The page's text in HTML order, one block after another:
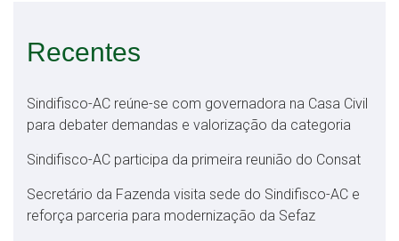
Recentes
Sindifisco-AC reúne-se com governadora na Casa Civil
para debater demandas e valorização da categoria
Sindifisco-AC participa da primeira reunião do Consat
Secretário da Fazenda visita sede do Sindifisco-AC e
reforça parceria para modernização da Sefaz